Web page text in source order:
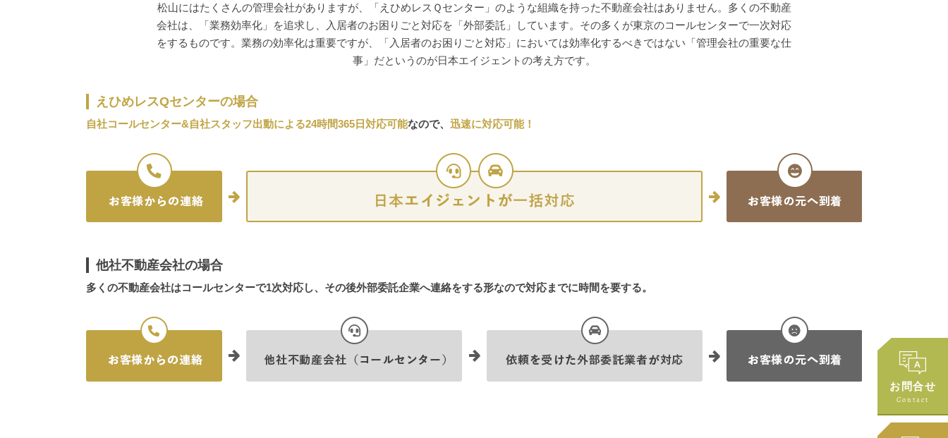
松山にはたくさんの管理会社がありますが、「えひめレスＱセンター」のような組織を持った不動産会社はありません。多くの不動産
会社は、「業務効率化」を追求し、入居者のお困りごと対応を「外部委託」しています。その多くが東京のコールセンターで一次対応
をするものです。業務の効率化は重要ですが、「入居者のお困りごと対応」においては効率化するべきではない「管理会社の重要な仕
事」だというのが日本エイジェントの考え方です。
えひめレスQセンターの場合
自社コールセンター&自社スタッフ出動による24時間365日対応可能なので、 迅速に対応可能！
他社不動産会社の場合
多くの不動産会社はコールセンターで1次対応し、その後外部委託企業へ連絡をする形なので対応までに時間を要する。
お問合せ
Contact